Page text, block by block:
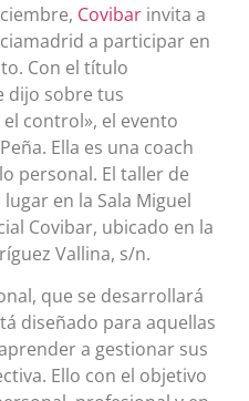
Covibar invita a
a participar en
Con el título
dijo sobre tus
control», el evento
Ella es una coach
personal. El taller de
en la Sala Miguel
Covibar, ubicado en la
Vallina, s/n.
que se desarrollará
diseñado para aquellas
a gestionar sus
Ello con el objetivo